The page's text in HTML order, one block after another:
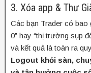
3. Xóa app & Thư
Các bạn Trader có bao
0” hay “thị trường sụp
và kết quả là toàn ra
Logout khỏi sàn,